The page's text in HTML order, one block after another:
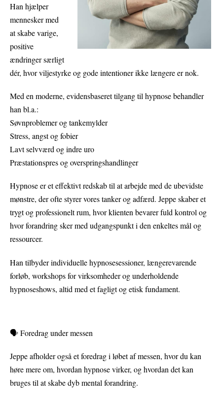
Han hjælper
mennesker med
at skabe varige,
positive
ændringer særligt
dér, hvor viljestyrke og gode intentioner ikke længere er nok.
Med en moderne, evidensbaseret tilgang til hypnose behandler
han bl.a.:
Søvnproblemer og tankemylder
Stress, angst og fobier
Lavt selvværd og indre uro
Præstationspres og overspringshandlinger
Hypnose er et effektivt redskab til at arbejde med de ubevidste
mønstre, der ofte styrer vores tanker og adfærd. Jeppe skaber et
trygt og professionelt rum, hvor klienten bevarer fuld kontrol og
hvor forandring sker med udgangspunkt i den enkeltes mål og
ressourcer.
Han tilbyder individuelle hypnosesessioner, længerevarende
forløb, workshops for virksomheder og underholdende
hypnoseshows, altid med et fagligt og etisk fundament.
🗣 Foredrag under messen
Jeppe afholder også et foredrag i løbet af messen, hvor du kan
høre mere om, hvordan hypnose virker, og hvordan det kan
bruges til at skabe dyb mental forandring.